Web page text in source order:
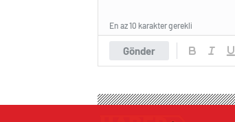
Gönder
En az 10 karakter gerekli